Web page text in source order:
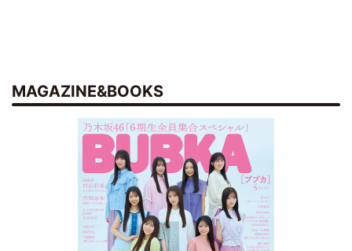
MAGAZINE&BOOKS